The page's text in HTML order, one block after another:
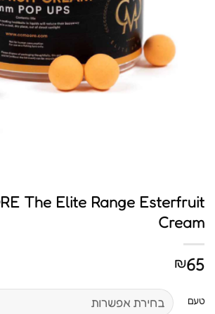
The Elite Range Esterfruit
Cream
₪65
טעם